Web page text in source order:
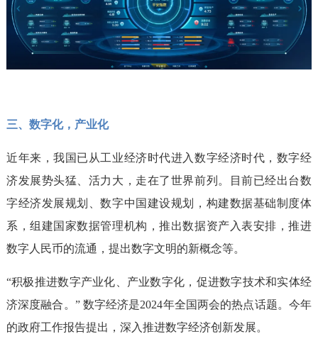
三、数字化，产业化
近年来，我国已从工业经济时代进入数字经济时代，数字经
济发展势头猛、活力大，走在了世界前列。目前已经出台数
字经济发展规划、数字中国建设规划，构建数据基础制度体
系，组建国家数据管理机构，推出数据资产入表安排，推进
数字人民币的流通，提出数字文明的新概念等。
“积极推进数字产业化、产业数字化，促进数字技术和实体经
济深度融合。” 数字经济是2024年全国两会的热点话题。今年
的政府工作报告提出，深入推进数字经济创新发展。